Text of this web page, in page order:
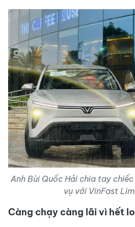
Anh Bùi Quốc Hải chia tay
vụ với VinFast
Càng chạy càng lãi vì hết